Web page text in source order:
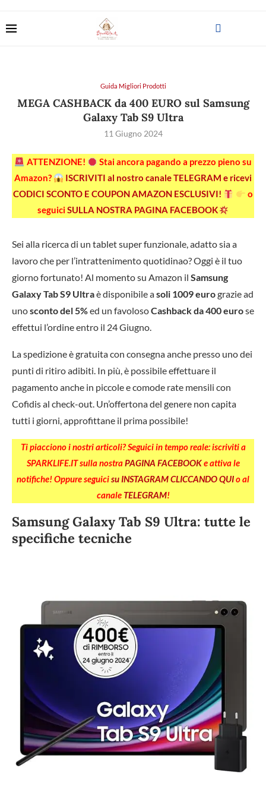
Guida Migliori Prodotti
MEGA CASHBACK da 400 EURO sul Samsung
Galaxy Tab S9 Ultra
11 Giugno 2024
ATTENZIONE!
Stai ancora pagando a prezzo pieno su
Amazon?
ISCRIVITI al nostro canale TELEGRAM e ricevi
CODICI SCONTO E COUPON AMAZON ESCLUSIVI!
o
seguiciSULLA NOSTRA PAGINA FACEBOOK
Sei alla ricerca di un tablet super funzionale, adatto sia a
lavoro che per l’intrattenimento quotidinao? Oggi è il tuo
giorno fortunato! Al momento su Amazon il Samsung
Galaxy Tab S9 Ultraè disponibile asoli 1009 eurograzie ad
unosconto del 5%ed un favolosoCashback da 400 eurose
effettui l’ordine entro il 24 Giugno.
La spedizione è gratuita con consegna anche presso uno dei
punti di ritiro adibiti. In più, è possibile effettuare il
pagamento anche in piccole e comode rate mensili con
Cofidis al check-out. Un’offertona del genere non capita
tutti i giorni, approfittane il prima possibile!
Ti piacciono i nostri articoli? Seguici in tempo reale: iscriviti a
SPARKLIFE.IT sulla nostraPAGINA FACEBOOKe attiva le
notifiche! Oppure seguicisu INSTAGRAM CLICCANDO QUIo al
canale TELEGRAM!
Samsung Galaxy Tab S9 Ultra: tutte le
specifiche tecniche